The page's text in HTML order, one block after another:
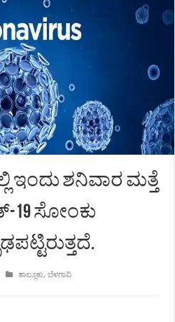
ಇಂದು ಶನಿವಾರ ಮತ್ತೆ
ಸೋಂಕು
ತಾಲ್ಲೂಕು,ಬೆಳಗಾವಿ